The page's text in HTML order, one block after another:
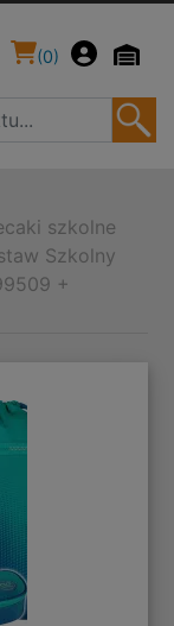
(0)
szkolne
Szkolny
+